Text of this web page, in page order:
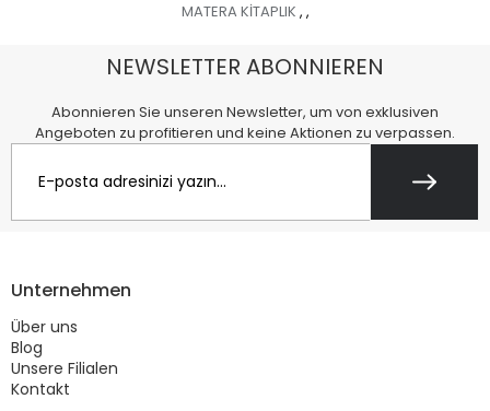
MATERA KİTAPLIK , ,
NEWSLETTER ABONNIEREN
Abonnieren Sie unseren Newsletter, um von exklusiven
Angeboten zu profitieren und keine Aktionen zu verpassen.
Unternehmen
Über uns
Blog
Unsere Filialen
Kontakt